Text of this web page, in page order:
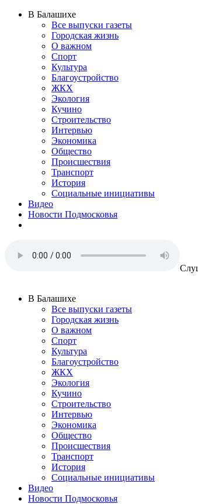
В Балашихе
Все выпуски газеты
Городская жизнь
О важном
Спорт
Культура
Благоустройство
ЖКХ
Экология
Кучино
Строительство
Интервью
Экономика
Общество
Происшествия
Транспорт
История
Социальные инициативы
Видео
Новости Подмосковья
В Балашихе
Все выпуски газеты
Городская жизнь
О важном
Спорт
Культура
Благоустройство
ЖКХ
Экология
Кучино
Строительство
Интервью
Экономика
Общество
Происшествия
Транспорт
История
Социальные инициативы
Видео
Новости Подмосковья